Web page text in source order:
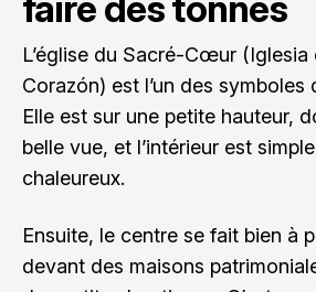
L’église du Sacré-Cœur (Iglesia
Corazón) est l’un des symboles
Elle est sur une petite hauteur,
belle vue, et l’intérieur est
chaleureux.
Ensuite, le centre se fait bien à
devant des maisons